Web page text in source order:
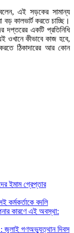
বলেন, এই সড়কের সামান্য
কালভার্ট করতে চাচ্ছি।
একটি প্রতিনিধি
ওখানে কীভাবে কাজ হবে,
ঠিকাদারের আর কোন
ইমাম গ্রেপ্তার
কর্মকর্তাকে বদলি
কারণে এই অবস্থা:
: জুলাই গণঅভ্যুত্থান দিবস